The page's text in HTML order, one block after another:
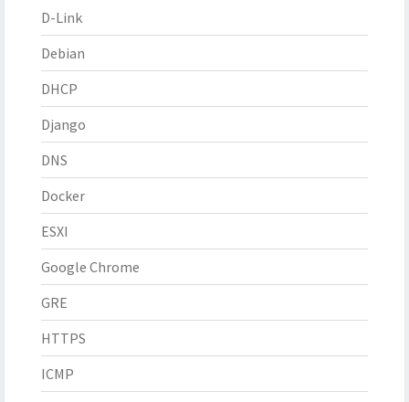
D-Link
Debian
DHCP
Django
DNS
Docker
ESXI
Google Chrome
GRE
HTTPS
ICMP